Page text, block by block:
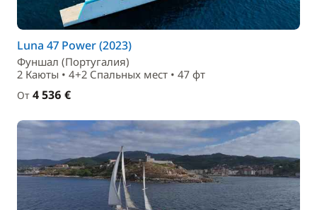
Luna 47 Power (2023)
Фуншал (Португалия)
2 Каюты • 4+2 Спальныx мест • 47 фт
От 4 536 €